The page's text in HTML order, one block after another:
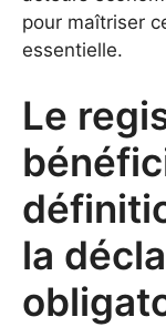
pour maîtriser
essentielle.
Le
la